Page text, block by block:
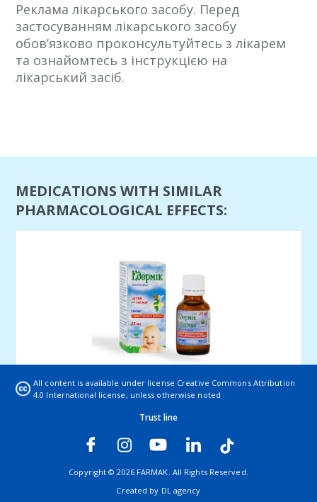
Реклама лікарського засобу. Перед
застосуванням лікарського засобу
обов’язково проконсультуйтесь з лікарем
та ознайомтесь з інструкцією на
лікарський засіб.
MEDICATIONS WITH SIMILAR
PHARMACOLOGICAL EFFECTS:
Edermik
treatment of allergic diseases: urticaria, ...
All content is available under license Creative Commons Attribution
4.0 International license , unless otherwise noted
Trust line
Copyright © 2026 FARMAK. All Rights Reserved.
Created by DL agency